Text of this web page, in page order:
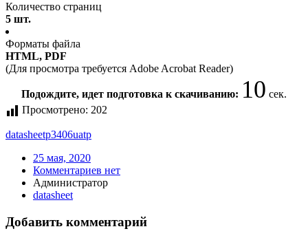
Количество страниц
5 шт.
Форматы файла
HTML, PDF
(Для просмотра требуется Adobe Acrobat Reader)
Подождите, идет подготовка к скачиванию: 10 сек.
Просмотрено: 202
datasheetp3406uatp
25 мая, 2020
Комментариев нет
Администратор
datasheet
Добавить комментарий